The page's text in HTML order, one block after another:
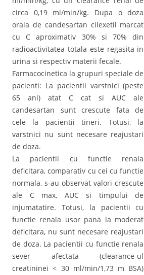
circa 0,19 ml/min/kg. Dupa o doza
orala de candesartan cilexetil marcat
cu C aproximativ 30% si 70% din
radioactivitatea totala este regasita in
urina si respectiv materii fecale.
Farmacocinetica la grupuri speciale de
pacienti: La pacientii varstnici (peste
65 ani) atat C cat si AUC ale
candesartan sunt crescute fata de
cele la pacientii tineri. Totusi, la
varstnici nu sunt necesare reajustari
de doza.
La pacientii cu functie renala
deficitara, comparativ cu cei cu functie
normala, s-au observat valori crescute
ale C max, AUC si timpului de
injumatatire. Totusi, la pacientii cu
functie renala usor pana la moderat
deficitara, nu sunt necesare reajustari
de doza. La pacientii cu functie renala
sever afectata (clearance-ul
creatininei < 30 ml/min/1,73 m BSA)